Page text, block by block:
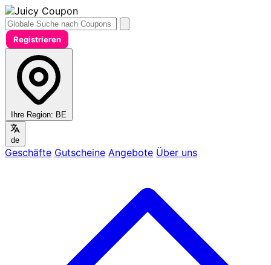
Registrieren
Ihre Region: BE
de
Geschäfte Gutscheine Angebote Über uns